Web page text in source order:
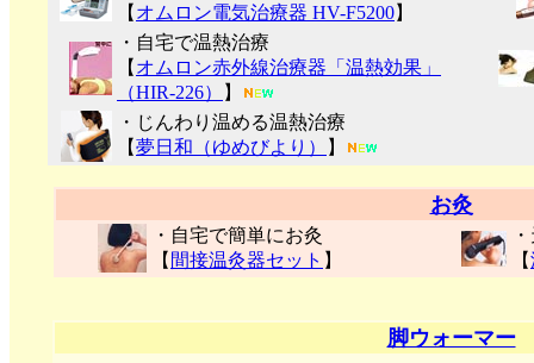
【 オムロン電気治療器 HV-F5200】
・自宅で温熱治療
【 オムロン赤外線治療器「温熱効果」
（HIR-226）
】
・じんわり温める温熱治療
【夢日和（ゆめびより） 】
お灸
・自宅で簡単にお灸
【 間接温灸器セット 】
【
脚ウォーマー